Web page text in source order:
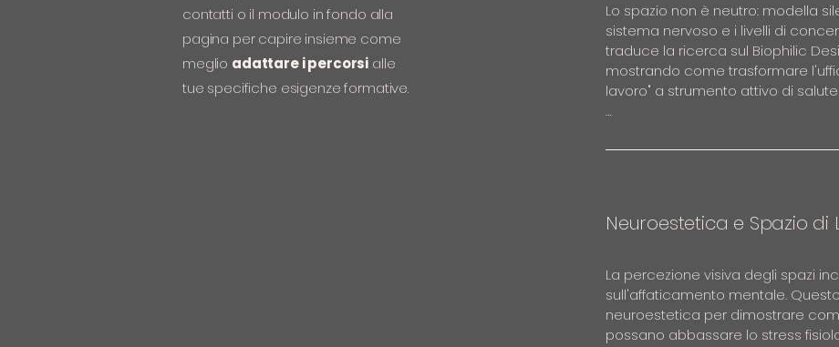
contatti o il modulo in fondo alla
pagina per capire insieme come
meglio adattare i percorsi alle
tue specifiche esigenze formative.
• OROLOGIO BIOLOGICO E
colore e luce blu sull'attivazione
esecutive.
• OLTRE I LUX (PROTOCOLLO
• ERGONOMIA VISIVA
Lo spazio non è neutro: modella
sistema nervoso e i livelli di
traduce la ricerca sul Biophilic
mostrando come trasformare
lavoro" a strumento attivo di
esploreremo il legame tra essere
• FONDAMENTI DI PSICOLOGIA
a processare ambienti artificiali e
recupero cognitivo.
Neuroestetica e Spazio di
La percezione visiva degli spazi
sull'affaticamento mentale.
neuroestetica per dimostrare
possano abbassare lo stress